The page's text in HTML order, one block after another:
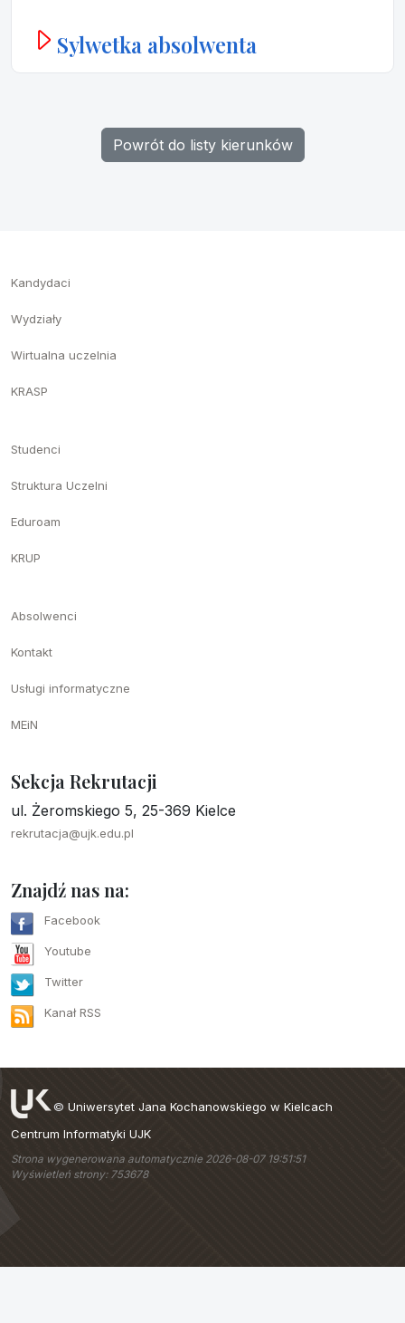
Sylwetka absolwenta
Powrót do listy kierunków
Kandydaci
Wydziały
Wirtualna uczelnia
KRASP
Studenci
Struktura Uczelni
Eduroam
KRUP
Absolwenci
Kontakt
Usługi informatyczne
MEiN
Sekcja Rekrutacji
ul. Żeromskiego 5, 25-369 Kielce
rekrutacja@ujk.edu.pl
Znajdź nas na:
Facebook
Youtube
Twitter
Kanał RSS
© Uniwersytet Jana Kochanowskiego w Kielcach
Centrum Informatyki UJK
Strona wygenerowana automatycznie 2026-08-07 19:51:51
Wyświetleń strony: 753678